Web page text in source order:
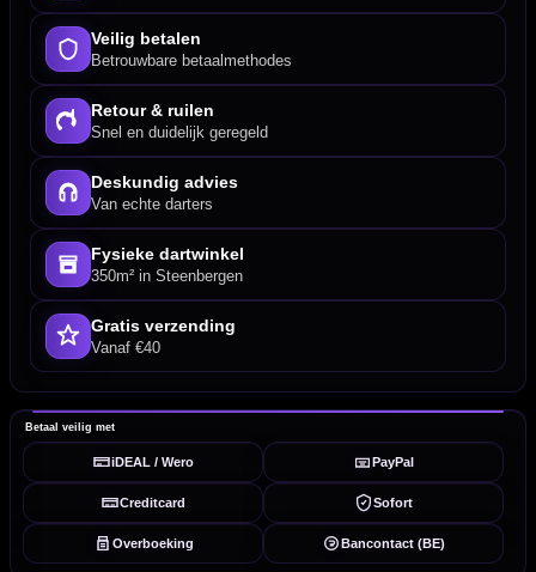
Veilig betalen
Betrouwbare betaalmethodes
Retour & ruilen
Snel en duidelijk geregeld
Deskundig advies
Van echte darters
Fysieke dartwinkel
350m² in Steenbergen
Gratis verzending
Vanaf €40
Betaal veilig met
iDEAL / Wero PayPal
Creditcard Sofort
Overboeking Bancontact (BE)